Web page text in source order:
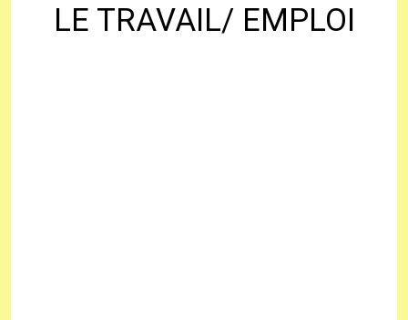
LE TRAVAIL/ EMPLOI